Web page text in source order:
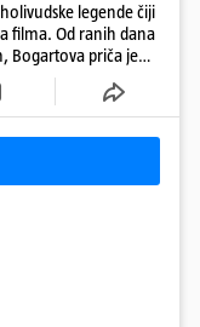
legende čiji
filma. Od ranih dana
Bogartova priča je